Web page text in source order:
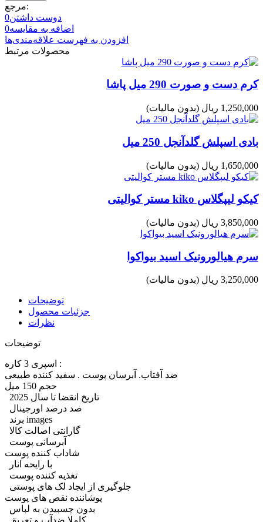
مرجع:
دوست داشتن0
اضافه به مقایسه0
افزودن به فهرست علاقه‌مندی‌ها
محصولات مرتبط
کرم دست و صورت 290 میل پاشا
1,250,000 ریال (بدون مالیات)
بادی اسپلش گلدآنجل 250 میل
1,650,000 ریال (بدون مالیات)
کیکو لیپگلاس kiko مستر کوالیتی
3,850,000 ریال (بدون مالیات)
سرم هیالورونیک اسید بیواکوا
3,250,000 ریال (بدون مالیات)
توضیحات
جزئیات محصول
نظرات
توضیحات
اسپری 3 کاره :
ضد آفتاب. آبرسان پوست . سفید کننده طبیعی
حجم‌ 150 میل
تاریخ انقضا تا سال 2025
صد درصد اورجینال
برند images
گارانتی اصالت کالا
آبرسانی پوست
شاداب کننده پوست
با رایحه انار
تغذیه کننده پوست
جلوگیری از ایجاد لک های پوستی
پوشاننده نقص های پوست
بدون چسبیدن به لباس